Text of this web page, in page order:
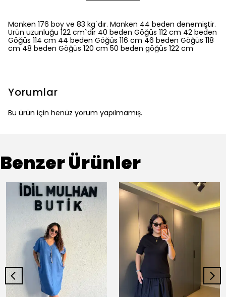
Manken 176 boy ve 83 kg`dır. Manken 44 beden denemiştir.
Ürün uzunluğu 122 cm`dir 40 beden Göğüs 112 cm 42 beden
Göğüs 114 cm 44 beden Göğüs 116 cm 46 beden Göğüs 118
cm 48 beden Göğüs 120 cm 50 beden göğüs 122 cm
Yorumlar
Bu ürün için henüz yorum yapılmamış.
Benzer Ürünler